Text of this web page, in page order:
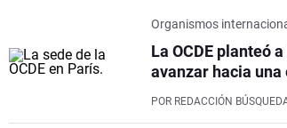
Organismos
La OCDE planteó
avanzar hacia
POR REDACCIÓN